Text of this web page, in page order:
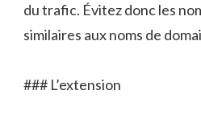
du trafic. Évitez donc les
similaires aux noms de
### L’extension